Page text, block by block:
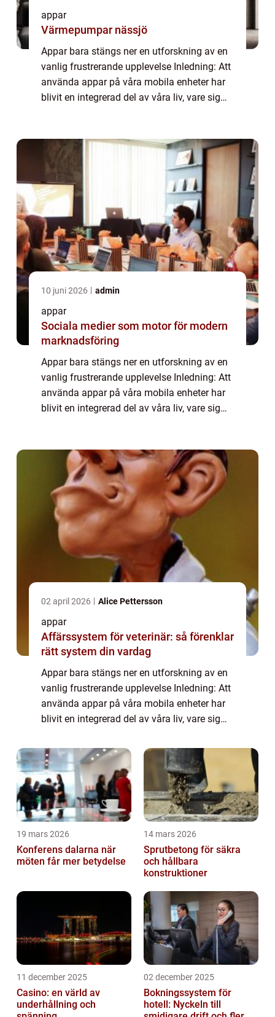
appar
Värmepumpar nässjö
Appar bara stängs ner en utforskning av en
vanlig frustrerande upplevelse Inledning: Att
använda appar på våra mobila enheter har
blivit en integrerad del av våra liv, vare sig
10 juni 2026 admin
appar
Sociala medier som motor för modern
marknadsföring
Appar bara stängs ner en utforskning av en
vanlig frustrerande upplevelse Inledning: Att
använda appar på våra mobila enheter har
blivit en integrerad del av våra liv, vare sig
02 april 2026 Alice Pettersson
appar
Affärssystem för veterinär: så förenklar
rätt system din vardag
Appar bara stängs ner en utforskning av en
vanlig frustrerande upplevelse Inledning: Att
använda appar på våra mobila enheter har
blivit en integrerad del av våra liv, vare sig
vardag eller hålla oss uppd...
19 mars 2026
Konferens dalarna när
möten får mer betydelse
14 mars 2026
Sprutbetong för säkra
och hållbara
konstruktioner
11 december 2025
Casino: en värld av
underhållning och
02 december 2025
Bokningssystem för
hotell: Nyckeln till